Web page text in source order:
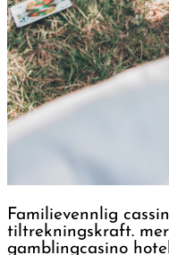
Familievennlig
tiltrekningskraft.
gamblingcasino